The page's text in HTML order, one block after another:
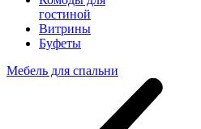
гостиной
Витрины
Буфеты
Мебель для спальни